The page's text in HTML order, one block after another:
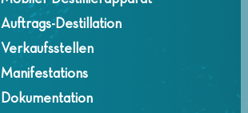
Auftrags-Destillation
Verkaufsstellen
Manifestations
Dokumentation